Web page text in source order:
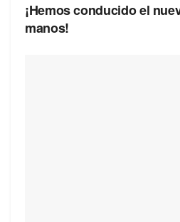
¡Hemos conducido el
manos!